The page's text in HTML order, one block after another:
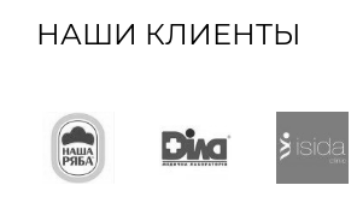
НАШИ КЛИЕНТЫ